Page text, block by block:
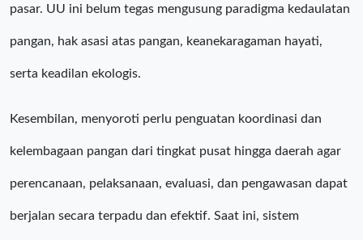
pasar. UU ini belum tegas mengusung paradigma kedaulatan
pangan, hak asasi atas pangan, keanekaragaman hayati,
serta keadilan ekologis.
Kesembilan, menyoroti perlu penguatan koordinasi dan
kelembagaan pangan dari tingkat pusat hingga daerah agar
perencanaan, pelaksanaan, evaluasi, dan pengawasan dapat
berjalan secara terpadu dan efektif. Saat ini, sistem